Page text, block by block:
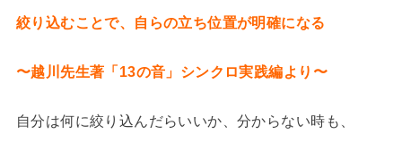
絞り込むことで、自らの立ち位置が明確になる
〜越川先生著「13の音」シンクロ実践編より〜
自分は何に絞り込んだらいいか、分からない時も、